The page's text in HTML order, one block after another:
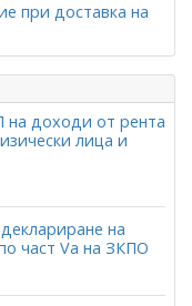
при доставка на
доходи от рента
лица и
на
част Vа на ЗКПО